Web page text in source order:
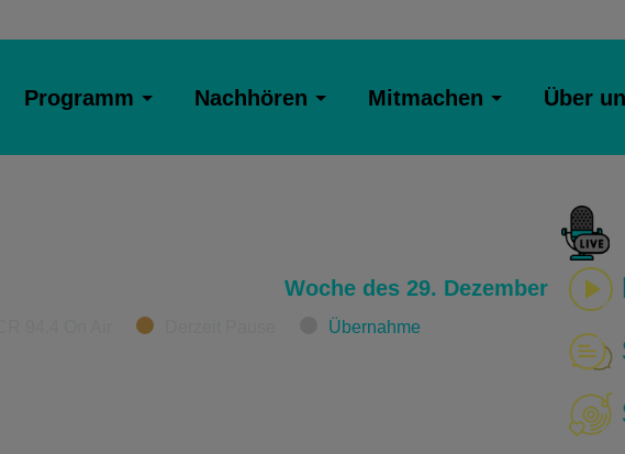
Programm Nachhören Mitmachen Über
Woche des 29. Dezember
Übernahme